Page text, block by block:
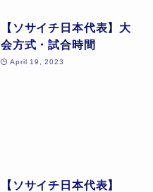
【ソサイチ日本代表】大
会方式・試合時間
April 19, 2023
【ソサイチ日本代表】